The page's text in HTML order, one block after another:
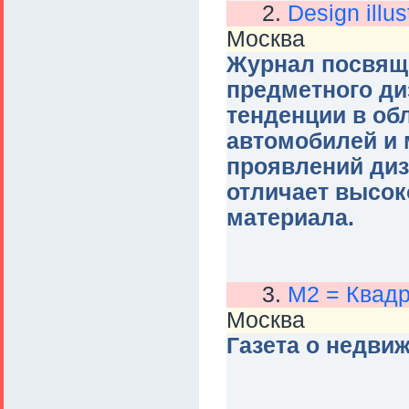
2. Design
Москва
Журнал
предметного
тенденции в
автомобилей и
проявлений
отличает
материала.
3. M2 =
Москва
Газета о